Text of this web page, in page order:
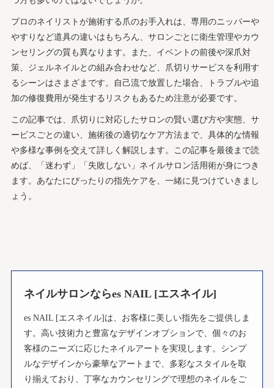
プロのネイリストが施術する爪のお手入れは、専用のニッパーや
やすりなど道具の違いはもちろん、サロンごとに衛生管理やカウ
ンセリングの質も異なります。また、イベントの前後や深爪対
策、ジェルネイルとの組み合わせなど、爪切りサービスを利用す
るシーンはさまざまです。自己流で放置した場合、トラブルや追
加の修復費用が発生するリスクもあるため注意が必要です。
この記事では、爪切りに対応したサロンの賢い選び方や実態、サ
ービスごとの違い、施術後の適切なケア方法まで、具体的な情報
や多様な事例を交えて詳しく解説します。この記事を最後まで読
めば、「迷わず」「失敗しない」ネイルサロン活用術が身につき
ます。あなたにぴったりの指先ケアを、一緒に見つけていきまし
ょう。
ネイルサロンならes NAIL [エスネイル]
es NAIL [エスネイル]は、お客様に美しい指先をご提供しま
す。高い技術力と豊富なデザインオプションで、個々のお
客様のニーズに応じたネイルアートを実現します。シンプ
ルなデザインから豪華なアートまで、多彩なスタイルを取
り揃えており、丁寧なカウンセリングで理想のネイルをご